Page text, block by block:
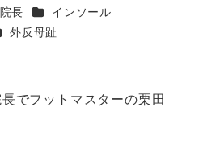
院長 カテゴリー
インソール
ゴリー
外反母趾
でフットマスターの栗田